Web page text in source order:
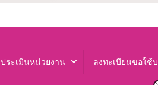
ประเมินหน่วยงาน ลงทะเบียนขอใช้